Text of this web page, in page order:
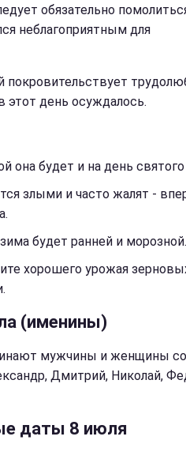
обязательно
неблагоприятным для
покровительствует
этот день осуждалось.
она будет и на день
злыми и часто жалят -
будет ранней и
хорошего урожая
(именины)
мужчины и женщины со
Дмитрий, Николай,
даты 8 июля